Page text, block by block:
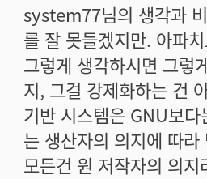
system77님의 생각과
를 잘 못들겠지만. 아파
그렇게 생각하시면 그렇
지, 그걸 강제화하는 건
기반 시스템은 GNU보
는 생산자의 의지에 따
모든건 원 저작자의 의